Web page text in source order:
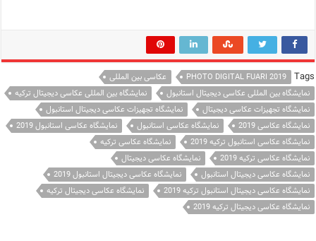
Tags
PHOTO DIGITAL FUARI 2019
عکاسی بین المللی
نمایشگاه بین المللی عکاسی دیجیتال استانبول
نمایشگاه بین المللی عکاسی دیجیتال ترکیه
نمایشگاه تجهیزات عکاسی دیجیتال
نمایشگاه تجهیزات عکاسی دیجیتال استانبول
نمایشگاه عکاسی 2019
نمایشگاه عکاسی استانبول
نمایشگاه عکاسی استانبول 2019
نمایشگاه عکاسی استانبول ترکیه 2019
نمایشگاه عکاسی ترکیه
نمایشگاه عکاسی ترکیه 2019
نمایشگاه عکاسی دیجیتال
نمایشگاه عکاسی دیجیتال استانبول
نمایشگاه عکاسی دیجیتال استانبول 2019
نمایشگاه عکاسی دیجیتال استانبول ترکیه 2019
نمایشگاه عکاسی دیجیتال ترکیه
نمایشگاه عکاسی دیجیتال ترکیه 2019